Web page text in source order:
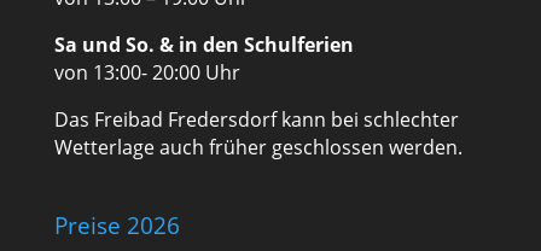
Sa und So. & in den Schulferien
von 13:00- 20:00 Uhr
Das Freibad Fredersdorf kann bei schlechter
Wetterlage auch früher geschlossen werden.
Preise 2026